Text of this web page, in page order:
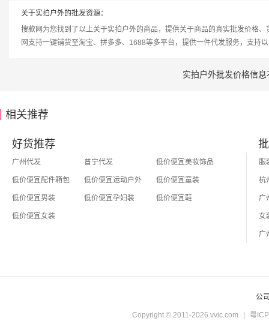
关于实拍户外的批发资源：
搜款网为您找到了以上关于实拍户外的商品，提供关于商品的真实批发价格、
网支持一键铺货至淘宝、拼多多、1688等多平台，提供一件代发服务，支持
实拍户外批发价格信
相关推荐
好货推荐
广州代发 普宁代发 低价便宜美妆饰品
低价便宜配件箱包 低价便宜运动户外 低价便宜童装
低价便宜男装 低价便宜孕妇装 低价便宜鞋
低价便宜女装
公
Copyright © 2011-2026 vvic.com | 粤